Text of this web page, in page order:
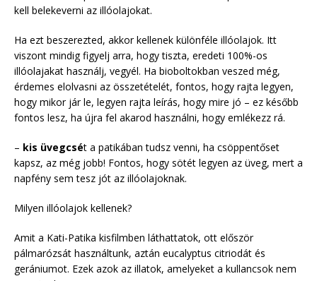
kell belekeverni az illóolajokat.
Ha ezt beszerezted, akkor kellenek különféle illóolajok. Itt
viszont mindig figyelj arra, hogy tiszta, eredeti 100%-os
illóolajakat használj, vegyél. Ha bioboltokban veszed még,
érdemes elolvasni az összetételét, fontos, hogy rajta legyen,
hogy mikor jár le, legyen rajta leírás, hogy mire jó – ez később
fontos lesz, ha újra fel akarod használni, hogy emlékezz rá.
– kis üvegcsét a patikában tudsz venni, ha csöppentőset
kapsz, az még jobb! Fontos, hogy sötét legyen az üveg, mert a
napfény sem tesz jót az illóolajoknak.
Milyen illóolajok kellenek?
Amit a Kati-Patika kisfilmben láthattatok, ott először
pálmarózsát használtunk, aztán eucalyptus citriodát és
gerániumot. Ezek azok az illatok, amelyeket a kullancsok nem